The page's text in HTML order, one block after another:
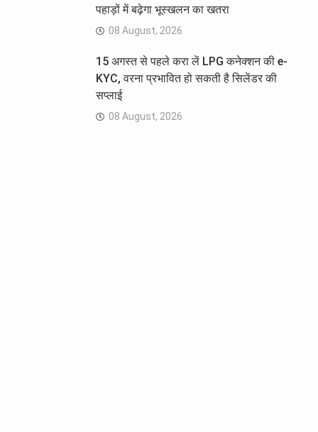
पहाड़ों में बढ़ेगा भूस्खलन का खतरा
08 August, 2026
15 अगस्त से पहले करा लें LPG कनेक्शन की e-
KYC, वरना प्रभावित हो सकती है सिलेंडर की
सप्लाई
08 August, 2026